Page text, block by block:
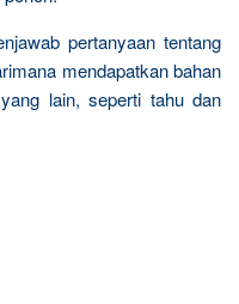
pertanyaan tentang
mendapatkan bahan
yang lain, seperti tahu dan